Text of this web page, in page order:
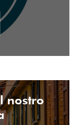
nostro